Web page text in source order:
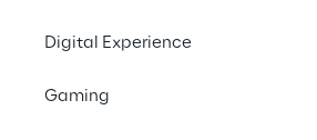
Digital Experience
Gaming